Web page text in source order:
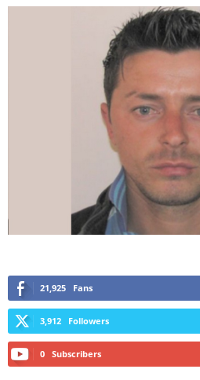
21,925 Fans
3,912 Followers
0 Subscribers